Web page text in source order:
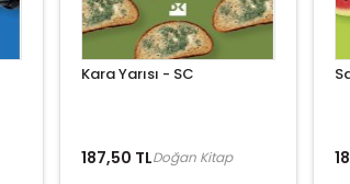
Kara Yarısı - SC
187,50 TLDoğan Kitap